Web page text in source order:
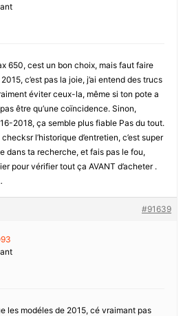
650, cest un bon choix, mais faut faire
c’est pas la joie, j’ai entend des trucs
éviter ceux-la, même si ton pote a
être qu’une coïncidence. Sinon,
2018, ça semble plus fiable Pas du tout.
l’historique d’entretien, c’est super
dans ta recherche, et fais pas le fou,
pour vérifier tout ça AVANT d’acheter .
#91639
les modéles de 2015, cé vraimant pas